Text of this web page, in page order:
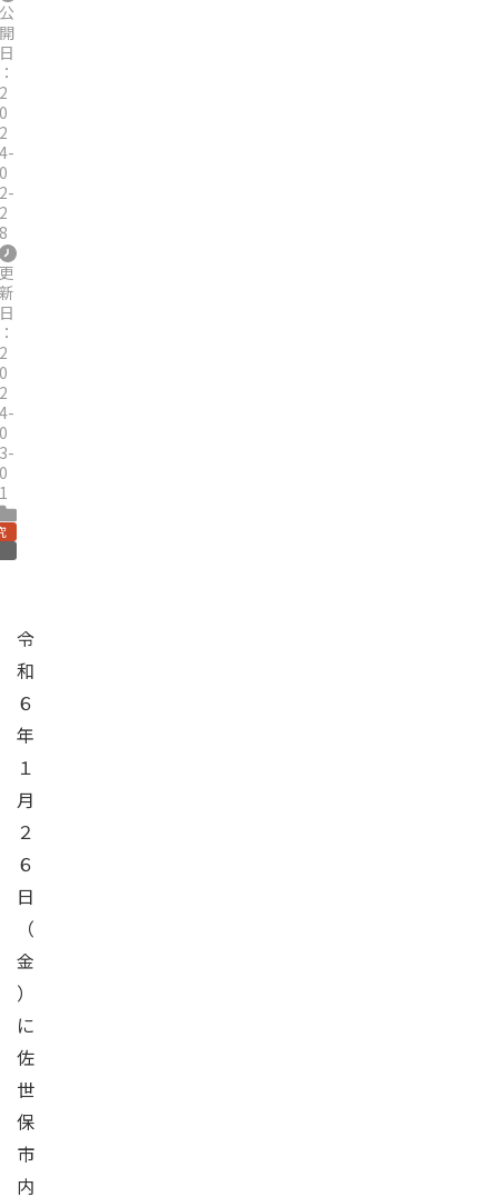
公
開
日
：
2
0
2
4-
0
2-
2
8
更
新
日
：
2
0
2
4-
0
3-
0
1
令
和
６
年
１
月
２
６
日
（
金
）
に
佐
世
保
市
内